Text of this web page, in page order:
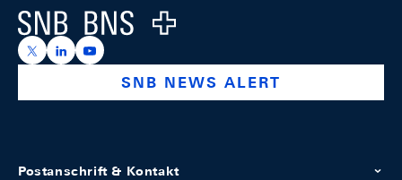
Logo
https://x.com/snb_bns
https://ch.linkedin.com/company/swiss-national-
https://www.youtube.com/@swissnationalbank
SNB NEWS ALERT
Postanschrift & Kontakt